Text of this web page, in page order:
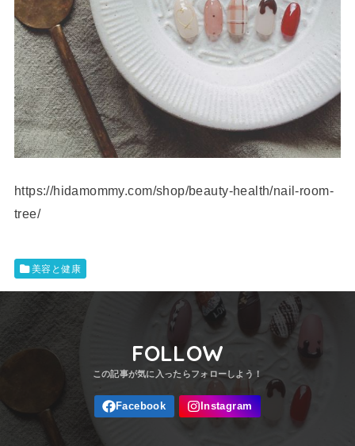
https://hidamommy.com/shop/beauty-health/nail-room-
tree/
美容と健康
FOLLOW